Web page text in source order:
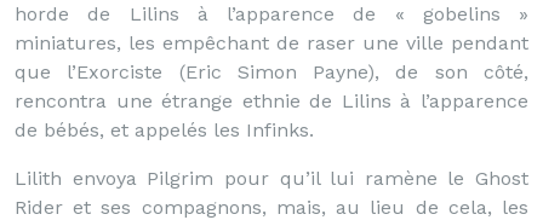
horde de Lilins à l’apparence de « gobelins »
miniatures, les empêchant de raser une ville pendant
que l’Exorciste (Eric Simon Payne), de son côté,
rencontra une étrange ethnie de Lilins à l’apparence
de bébés, et appelés les Infinks.
Lilith envoya Pilgrim pour qu’il lui ramène le Ghost
Rider et ses compagnons, mais, au lieu de cela, les